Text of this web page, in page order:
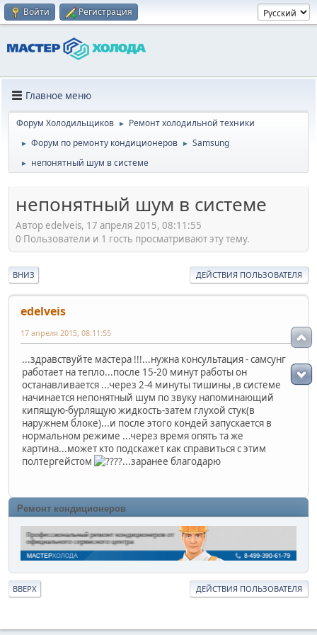
Войти Регистрация
Главное меню
Форум Холодильщиков ► Ремонт холодильной техники
► Форум по ремонту кондиционеров ► Samsung
► непонятный шум в системе
непонятный шум в системе
Автор edelveis, 17 апреля 2015, 08:11:55
0 Пользователи и 1 гость просматривают эту тему.
ВНИЗ ДЕЙСТВИЯ ПОЛЬЗОВАТЕЛЯ
edelveis
17 апреля 2015, 08:11:55
...здравствуйте мастера !!!...нужна консультация - самсунг
работает на тепло...после 15-20 минут работы он
останавливается ...через 2-4 минуты тишины ,в системе
начинается непонятный шум по звуку напоминающий
кипящую-бурлящую жидкость-затем глухой стук(в
наружнем блоке)...и после этого кондей запускается в
нормальном режиме ...через время опять та же
картина...может кто подскажет как справиться с этим
полтергейстом
?...заранее благодарю
Ремонт кондиционеров
ВВЕРХ ДЕЙСТВИЯ ПОЛЬЗОВАТЕЛЯ